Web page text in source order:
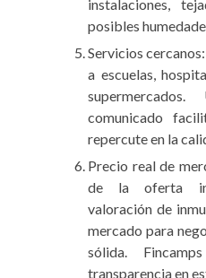
instalaciones,
posibles
Servicios
a escuelas,
comunicado
repercute en la
Precio real de
de la oferta
valoración de
mercado para
sólida.
transparencia en